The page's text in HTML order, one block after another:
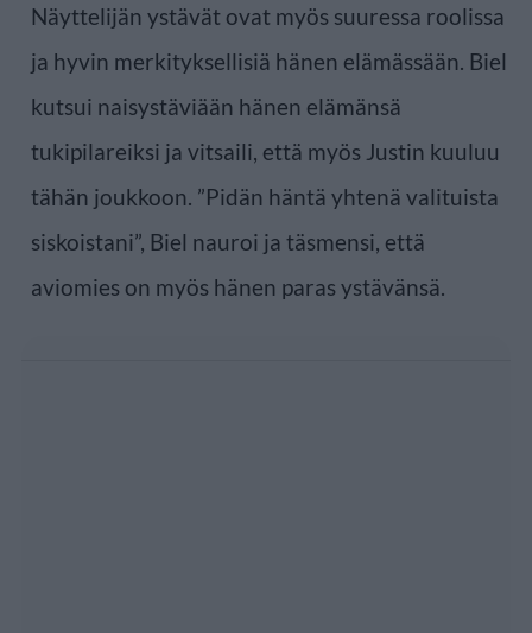
Näyttelijän ystävät ovat myös suuressa roolissa
ja hyvin merkityksellisiä hänen elämässään. Biel
kutsui naisystäviään hänen elämänsä
tukipilareiksi ja vitsaili, että myös Justin kuuluu
tähän joukkoon. ”Pidän häntä yhtenä valituista
siskoistani”, Biel nauroi ja täsmensi, että
aviomies on myös hänen paras ystävänsä.